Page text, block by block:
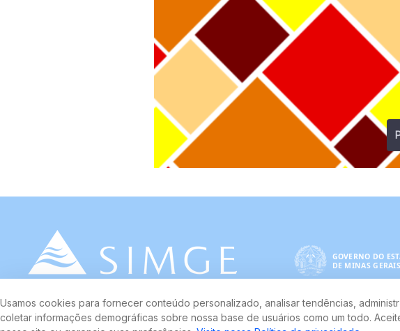
Usamos cookies para fornecer conteúdo personalizado, analisar tendências,
coletar informações demográficas sobre nossa base de usuários como um todo.